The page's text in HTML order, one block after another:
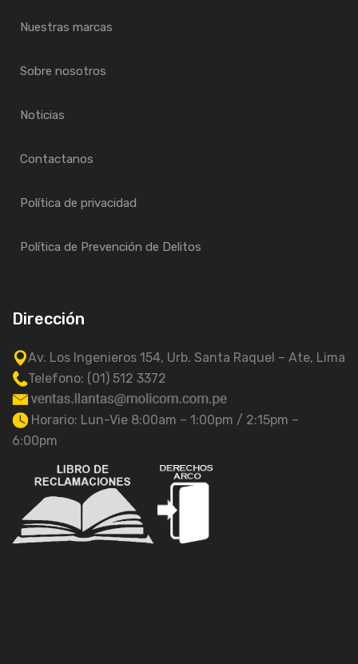
Nuestras marcas
Sobre nosotros
Noticias
Contactanos
Política de privacidad
Política de Prevención de Delitos
Dirección
Av. Los Ingenieros 154, Urb. Santa Raquel – Ate, Lima
Telefono: (01) 512 3372
Horario: Lun-Vie 8:00am – 1:00pm / 2:15pm –
6:00pm